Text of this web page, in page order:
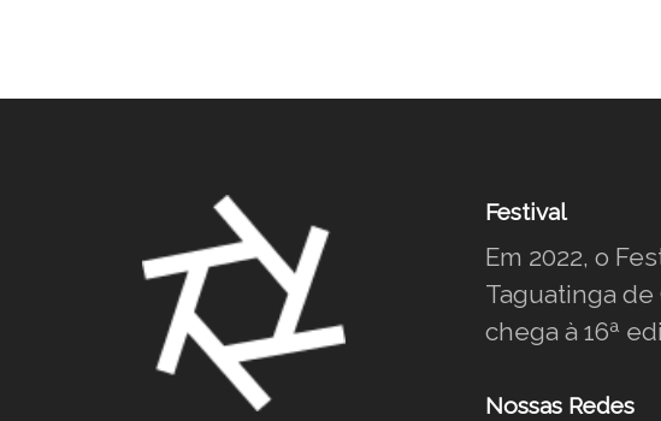
Festival
Em 2022, o
Taguatinga de
chega à 16ª
Nossas Redes